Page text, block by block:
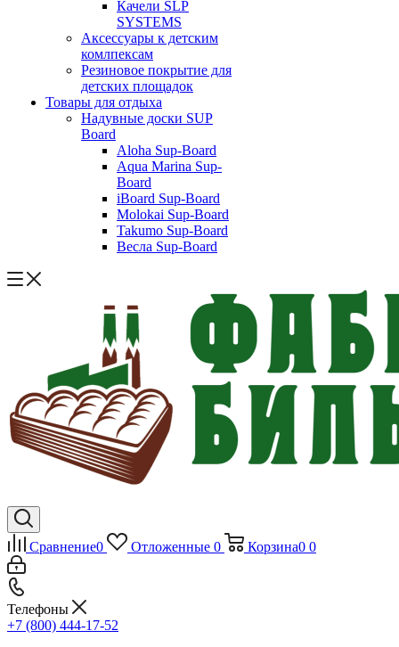
Качели SLP
SYSTEMS
Аксессуары к детским
комлпексам
Резиновое покрытие для
детских площадок
Товары для отдыха
Надувные доски SUP
Board
Aloha Sup-Board
Aqua Marina Sup-
Board
iBoard Sup-Board
Molokai Sup-Board
Takumo Sup-Board
Весла Sup-Board
Сравнение0 Отложенные 0 Корзина0 0
Телефоны
+7 (800) 444-17-52